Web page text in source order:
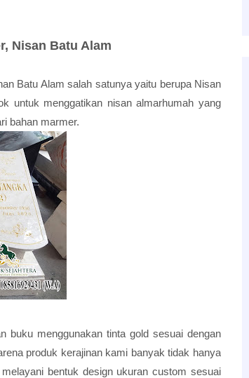
Nisan Batu Alam
Batu Alam salah satunya yaitu berupa Nisan
untuk menggatikan nisan almarhumah yang
bahan marmer.
buku menggunakan tinta gold sesuai dengan
produk kerajinan kami banyak tidak hanya
bentuk design ukuran custom sesuai